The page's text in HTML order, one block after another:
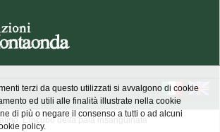
L'incubo della pala insanguinata
terzi da questo utilizzati si avvalgono di cookie
ed utili alle finalità illustrate nella cookie
di più o negare il consenso a tutti o ad alcuni
policy.